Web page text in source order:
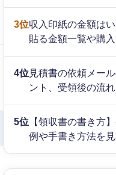
3位収入印紙の金額は
貼る金額一覧や購
4位見積書の依頼メー
ント、受領後の流
5位 【領収書の書き方
例や手書き方法を